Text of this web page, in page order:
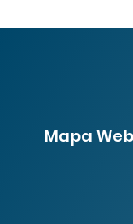
Mapa Web